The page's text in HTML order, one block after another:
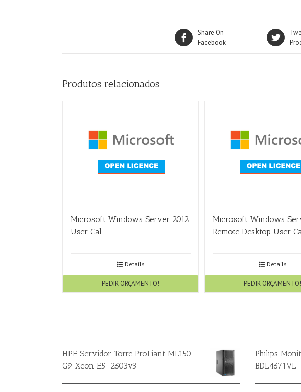
Share On
Facebook
Produtos relacionados
Microsoft Windows Server 2012
User Cal
Details
PEDIR ORÇAMENTO!
Microsoft Windows
Remote Desktop User
Details
PEDIR ORÇAMENTO!
HPE Servidor Torre ProLiant ML150
G9 Xeon E5-2603v3
Philips
BDL4671VL